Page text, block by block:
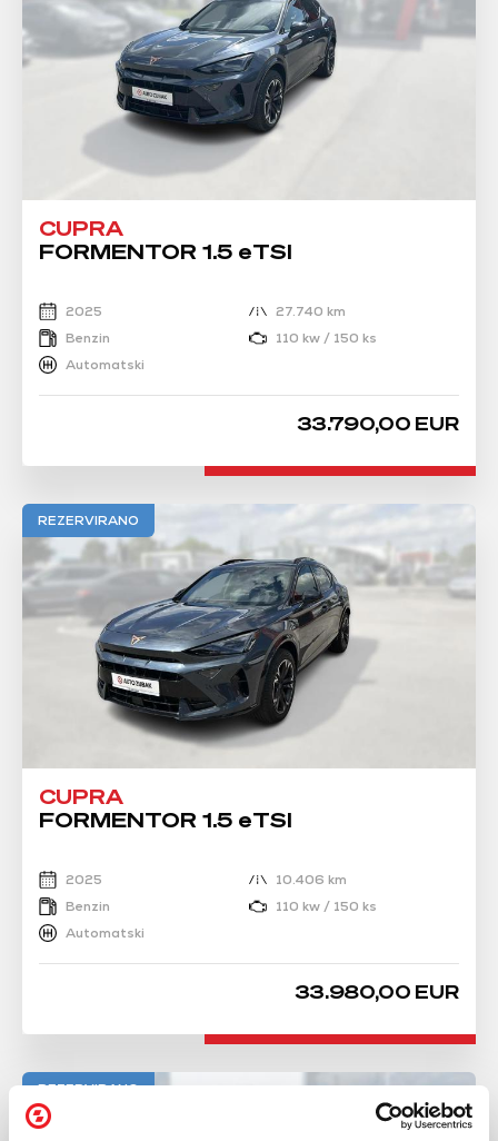
CUPRA
FORMENTOR 1.5 eTSI
2025
27.740 km
Benzin
110 kw / 150 ks
Automatski
33.790,00 EUR
REZERVIRANO
CUPRA
FORMENTOR 1.5 eTSI
2025
10.406 km
Benzin
110 kw / 150 ks
Automatski
33.980,00 EUR
REZERVIRANO